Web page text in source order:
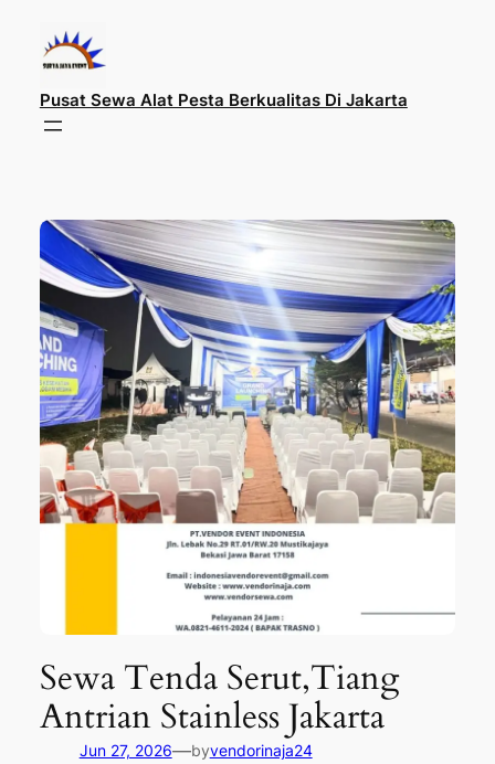
konten
Pusat Sewa Alat Pesta Berkualitas Di Jakarta
Sewa Tenda Serut,Tiang
Antrian Stainless Jakarta
Jun 27, 2026—byvendorinaja24